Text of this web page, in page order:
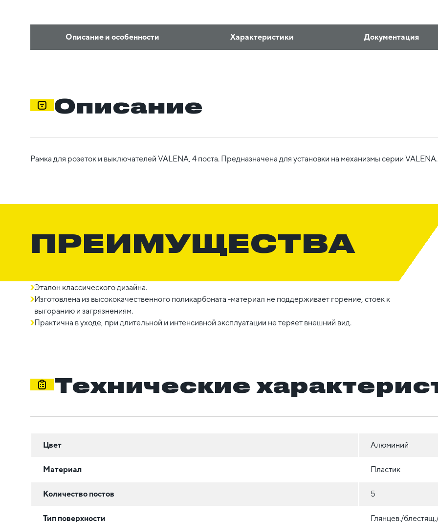
Описание и особенности Характеристики Документация
Описание
Рамка для розеток и выключателей VALENA, 4 поста. Предназначена для установки на механизмы серии VALENA.
ПРЕИМУЩЕСТВА
Эталон классического дизайна.
Изготовлена из высококачественного поликарбоната -материал не поддерживает горение, стоек к
выгоранию и загрязнениям.
Практична в уходе, при длительной и интенсивной эксплуатации не теряет внешний вид.
Технические
Цвет Алюминий
Материал Пластик
Количество постов 5
Тип поверхности Глянцев./